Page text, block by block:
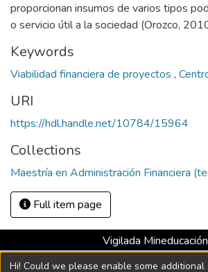
proporcionan insumos de varios tipos
o servicio útil a la sociedad (Orozco,
Keywords
Viabilidad financiera de proyectos ,
URI
https://hdl.handle.net/10784/15964
Collections
Maestría en Administración Financiera
Full item page
Vigilada Mineducación
Universidad con Acreditación
Hi! Could we please enable some additional